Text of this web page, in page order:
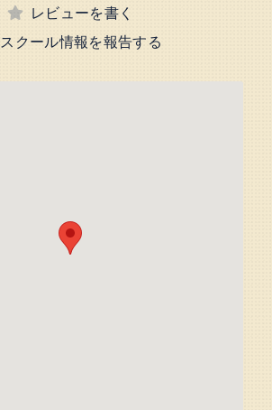
レビューを書く
スクール情報を報告する